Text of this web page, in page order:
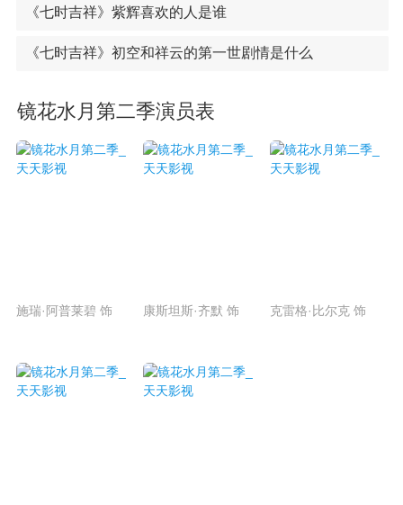
《七时吉祥》紫辉喜欢的人是谁
《七时吉祥》初空和祥云的第一世剧情是什么
镜花水月第二季演员表
施瑞·阿普莱碧 饰 康斯坦斯·齐默 饰 克雷格·比尔克 饰